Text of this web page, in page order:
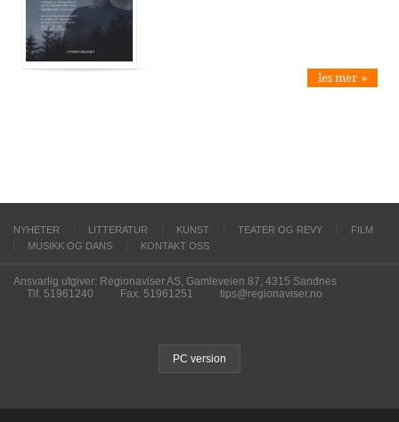
les mer »
NYHETER LITTERATUR KUNST TEATER OG REVY
FILM
MUSIKK OG DANS
KONTAKT OSS
Ansvarlig utgiver: Regionaviser AS, Gamleveien 87, 4315 Sandnes
Tlf. 51961240
Fax. 51961251 tips@regionaviser.no
PC version